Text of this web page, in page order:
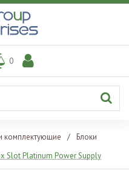
0
комплектующие /
Блоки
Slot Platinum Power Supply